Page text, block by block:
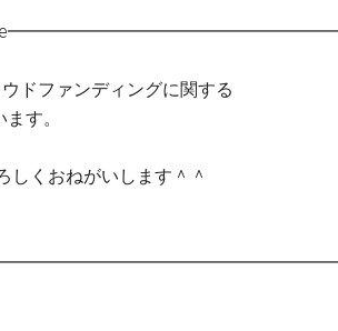
ドファンディングに関する
す。
しくおねがいします＾＾